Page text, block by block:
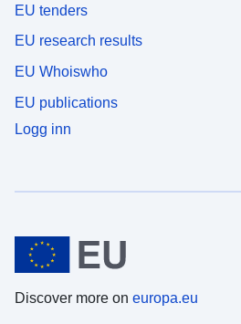
EU tenders
EU research results
EU Whoiswho
EU publications
Logg inn
Discover more on europa.eu